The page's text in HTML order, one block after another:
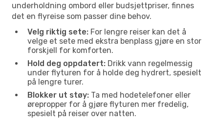
underholdning ombord eller budsjettpriser, finnes
det en flyreise som passer dine behov.
Velg riktig sete: For lengre reiser kan det å
velge et sete med ekstra benplass gjøre en stor
forskjell for komforten.
Hold deg oppdatert: Drikk vann regelmessig
under flyturen for å holde deg hydrert, spesielt
på lengre turer.
Blokker ut støy: Ta med hodetelefoner eller
ørepropper for å gjøre flyturen mer fredelig,
spesielt på reiser over natten.